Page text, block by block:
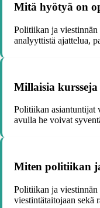
Mitä hyötyä on
Politiikan ja
analyyttistä ajattelua,
Millaisia
Politiikan asiantuntijat
avulla he voivat
Miten politiikan
Politiikan ja
viestintätaitojaan sekä